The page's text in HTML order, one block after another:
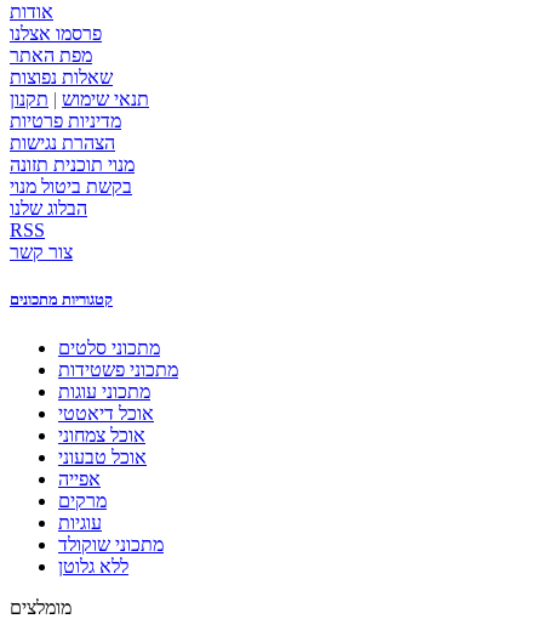
אודות
פרסמו אצלנו
מפת האתר
שאלות נפוצות
תנאי שימוש | תקנון
מדיניות פרטיות
הצהרת נגישות
מנוי תוכנית תזונה
בקשת ביטול מנוי
הבלוג שלנו
RSS
צור קשר
קטגוריות מתכונים
מתכוני סלטים
מתכוני פשטידות
מתכוני עוגות
אוכל דיאטטי
אוכל צמחוני
אוכל טבעוני
אפייה
מרקים
עוגיות
מתכוני שוקולד
ללא גלוטן
מומלצים